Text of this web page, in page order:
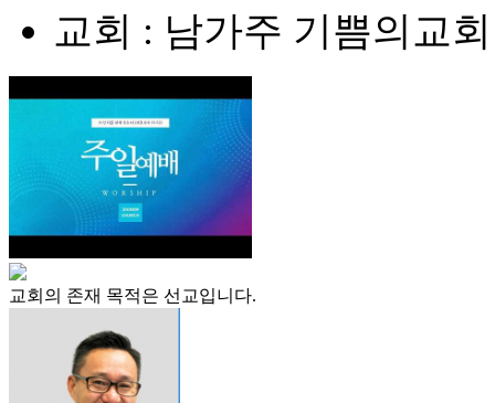
교회 : 남가주 기쁨의교회
교회의 존재 목적은 선교입니다.